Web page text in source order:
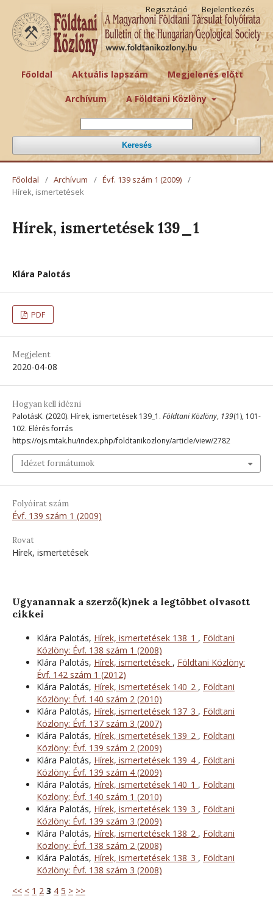
Főoldal Aktuális lapszám Megjelenés előtt
Archívum A Földtani Közlöny
Keresés
Regisztáció Bejelentkezés
Főoldal / Archívum / Évf. 139 szám 1 (2009) /
Hírek, ismertetések
Hírek, ismertetések 139_1
Klára Palotás
PDF
Megjelent
2020-04-08
Hogyan kell idézni
PalotásK. (2020). Hírek, ismertetések 139_1. Földtani Közlöny, 139(1), 101-
102. Elérés forrás
https://ojs.mtak.hu/index.php/foldtanikozlony/article/view/2782
Idézet formátumok
Folyóirat szám
Évf. 139 szám 1 (2009)
Rovat
Hírek, ismertetések
Ugyanannak a szerző(k)nek a legtöbbet olvasott
cikkei
Klára Palotás, Hírek, ismertetések 138_1 , Földtani
Közlöny: Évf. 138 szám 1 (2008)
Klára Palotás, Hírek, ismertetések , Földtani Közlöny:
Évf. 142 szám 1 (2012)
Klára Palotás, Hírek, ismertetések 140_2 , Földtani
Közlöny: Évf. 140 szám 2 (2010)
Klára Palotás, Hírek, ismertetések 137_3 , Földtani
Közlöny: Évf. 137 szám 3 (2007)
Klára Palotás, Hírek, ismertetések 139_2 , Földtani
Közlöny: Évf. 139 szám 2 (2009)
Klára Palotás, Hírek, ismertetések 139_4 , Földtani
Közlöny: Évf. 139 szám 4 (2009)
Klára Palotás, Hírek, ismertetések 140_1 , Földtani
Közlöny: Évf. 140 szám 1 (2010)
Klára Palotás, Hírek, ismertetések 139_3 , Földtani
Közlöny: Évf. 139 szám 3 (2009)
Klára Palotás, Hírek, ismertetések 138_2 , Földtani
Közlöny: Évf. 138 szám 2 (2008)
Klára Palotás, Hírek, ismertetések 138_3 , Földtani
Közlöny: Évf. 138 szám 3 (2008)
<< < 1 2 3 4 5 > >>